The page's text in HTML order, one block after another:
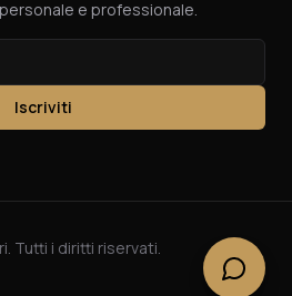
e professionale.
Iscriviti
Tutti i diritti riservati.